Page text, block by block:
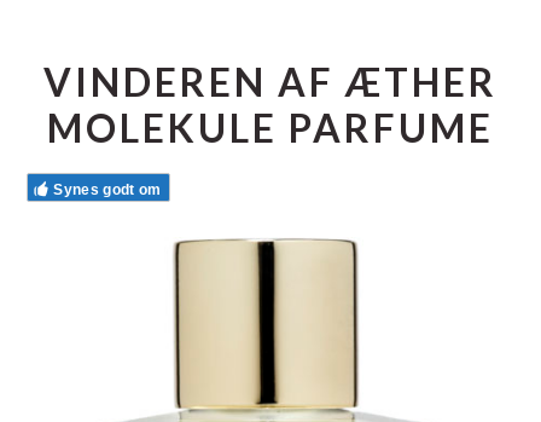
VINDEREN AF ÆTHER
MOLEKULE PARFUME
Synes godt om